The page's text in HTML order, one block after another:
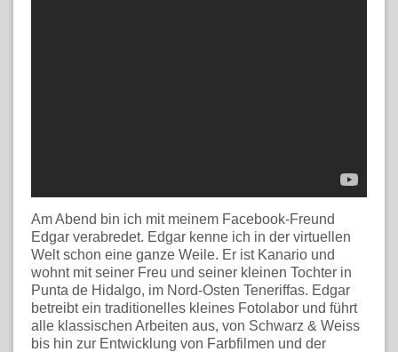
Am Abend bin ich mit meinem Facebook-Freund
Edgar verabredet. Edgar kenne ich in der virtuellen
Welt schon eine ganze Weile. Er ist Kanario und
wohnt mit seiner Freu und seiner kleinen Tochter in
Punta de Hidalgo, im Nord-Osten Teneriffas. Edgar
betreibt ein traditionelles kleines Fotolabor und führt
alle klassischen Arbeiten aus, von Schwarz & Weiss
bis hin zur Entwicklung von Farbfilmen und der